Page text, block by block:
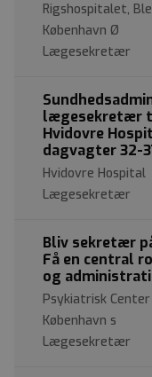
Rigshospitalet,
København Ø
Lægesekretær
lægesekretær
Hvidovre
dagvagter 32-
Hvidovre
Lægesekretær
Bliv sekretær
Få en central
og
Psykiatrisk
København s
Lægesekretær